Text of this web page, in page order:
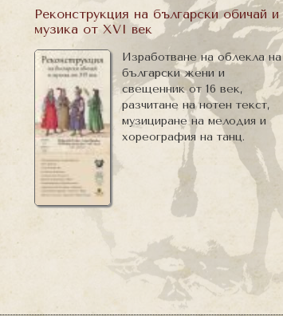
Реконструкция на български обичай и
музика от XVI век
Изработване на облекла на
български жени и
свещенник от 16 век,
разчитане на нотен текст,
музициране на мелодия и
хореография на танц.